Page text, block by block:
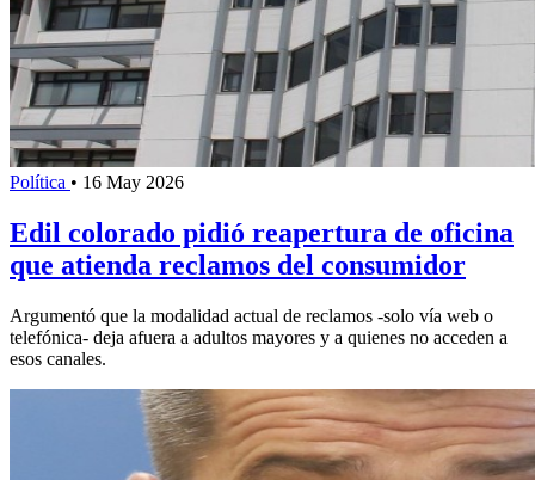
Política • 16 May 2026
Edil colorado pidió reapertura de oficina
que atienda reclamos del consumidor
Argumentó que la modalidad actual de reclamos -solo vía web o
telefónica- deja afuera a adultos mayores y a quienes no acceden a
esos canales.